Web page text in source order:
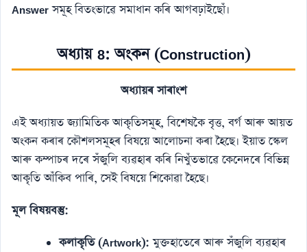
Answerসমূহ বিতংভাৱে সমাধান কৰি আগবঢ়াইছোঁ।
অধ্যায় 8: অংকন (Construction)
অধ্যায়ৰ সাৰাংশ
এই অধ্যায়ত জ্যামিতিক আকৃতিসমূহ, বিশেষকৈ বৃত্ত, বৰ্গ আৰু আয়ত
অংকন কৰাৰ কৌশলসমূহৰ বিষয়ে আলোচনা কৰা হৈছে। ইয়াত স্কেল
আৰু কম্পাচৰ দৰে সঁজুলি ব্যৱহাৰ কৰি নিখুঁতভাৱে কেনেদৰে বিভিন্ন
আকৃতি আঁকিব পাৰি, সেই বিষয়ে শিকোৱা হৈছে।
মূল বিষয়বস্তু:
কলাকৃতি (Artwork): মুক্তহাতেৰে আৰু সঁজুলি ব্যৱহাৰ